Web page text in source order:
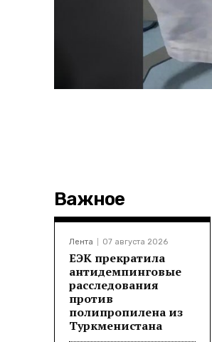
Важное
Лента 07 августа 2026
ЕЭК прекратила
антидемпинговые
расследования
против
полипропилена из
Туркменистана